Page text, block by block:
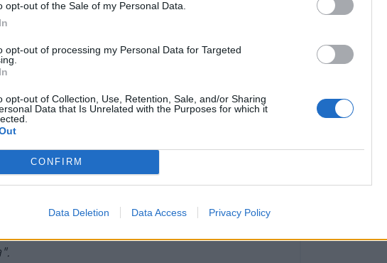
opt-out of the Sale of my Personal Data.
opt-out of processing my Personal Data for Targeted
opt-out of Collection, Use, Retention, Sale, and/or Sharing
Data that Is Unrelated with the Purposes for which it
CONFIRM
Data Deletion Data Access Privacy Policy
giocare ad alti livelli ma è ovvio che la
da quelli in cui ho giocato ma siamo
Capitano? Questo ti porta ad avere maggiori
in mostra sia in campo che fuori.
la doppia cifra è un obiettivo che
per tutta la stagione. Non mi importa
finale. Il mio obiettivo è ottenere la
mi importa. Ma come detto, da attaccante
09:00